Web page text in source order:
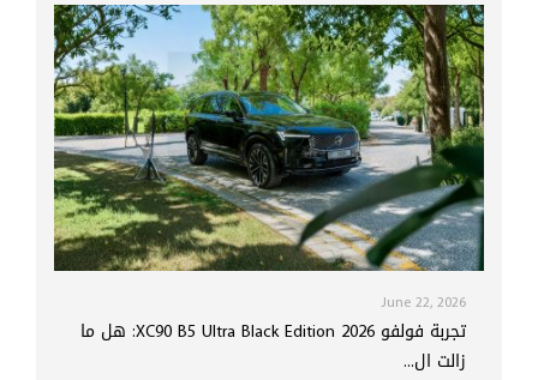
June 22, 2026
تجربة فولفو XC90 B5 Ultra Black Edition 2026: هل ما
زالت ال...